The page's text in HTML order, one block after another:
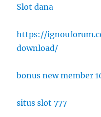
Slot dana
https://
download/
bonus new member
situs slot 777